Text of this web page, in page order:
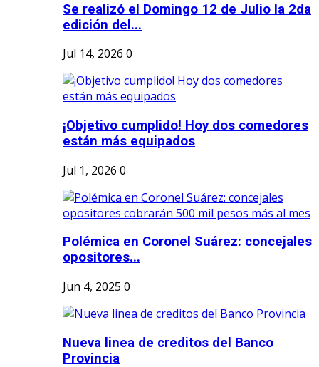
Se realizó el Domingo 12 de Julio la 2da
edición del...
Jul 14, 2026 0
¡Objetivo cumplido! Hoy dos comedores
están más equipados
Jul 1, 2026 0
Polémica en Coronel Suárez: concejales
opositores...
Jun 4, 2025 0
Nueva linea de creditos del Banco
Provincia